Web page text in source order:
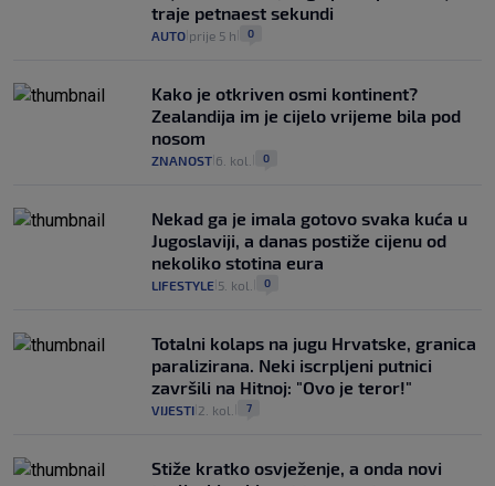
traje petnaest sekundi
AUTO prije 5 h 0
Kako je otkriven osmi kontinent?
Zealandija im je cijelo vrijeme bila pod
nosom
ZNANOST 6. kol. 0
Nekad ga je imala gotovo svaka kuća u
Jugoslaviji, a danas postiže cijenu od
nekoliko stotina eura
LIFESTYLE 5. kol. 0
Totalni kolaps na jugu Hrvatske, granica
paralizirana. Neki iscrpljeni putnici
završili na Hitnoj: "Ovo je teror!"
VIJESTI 2. kol. 7
Stiže kratko osvježenje, a onda novi